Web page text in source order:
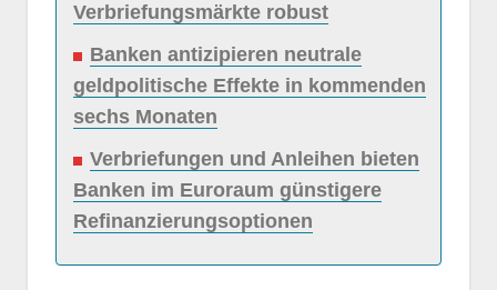
Verbriefungsmärkte robust
Banken antizipieren neutrale
geldpolitische Effekte in kommenden
sechs Monaten
Verbriefungen und Anleihen bieten
Banken im Euroraum günstigere
Refinanzierungsoptionen